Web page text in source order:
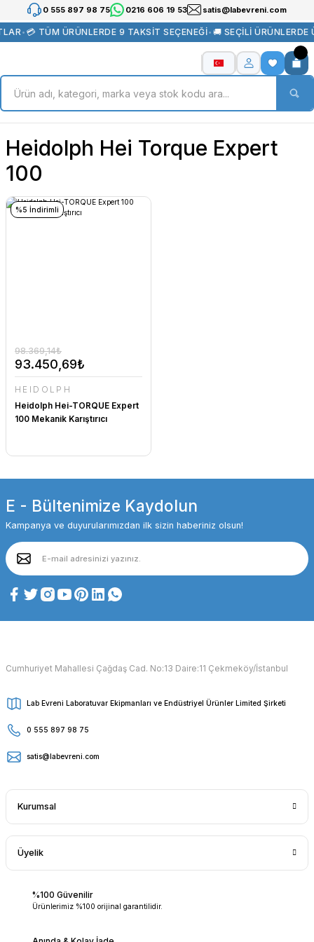
0 555 897 98 75 0216 606 19 53 satis@labevreni.com
•💳 TÜM ÜRÜNLERDE 9 TAKSİT SEÇENEĞİ•🚚 SEÇİLİ ÜRÜNLERDE
Heidolph Hei Torque Expert
100
%5 İndirimli
93.450,69₺
98.369,14₺
HEIDOLPH
Heidolph Hei-TORQUE Expert
100 Mekanik Karıştırıcı
E - Bültenimize Kaydolun
Kampanya ve duyurularımızdan ilk sizin haberiniz olsun!
Cumhuriyet Mahallesi Çağdaş Cad. No:13 Daire:11 Çekmeköy/İstanbul
Lab Evreni Laboratuvar Ekipmanları ve Endüstriyel Ürünler Limited Şirketi
0 555 897 98 75
satis@labevreni.com
Kurumsal
Üyelik
%100 Güvenilir
Ürünlerimiz %100 orijinal garantilidir.